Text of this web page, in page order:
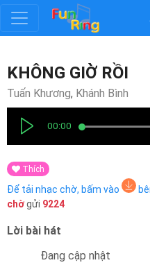
Đăng
ký
nhập
Thể
Loại
Nghệ
KHÔNG GIỜ RỒI
Tuấn Khương, Khánh Bình
00:00
Thích
Để tải nhạc chờ, bấm vào
chờgửi 9224
Lời bài hát
Đang cập nhật